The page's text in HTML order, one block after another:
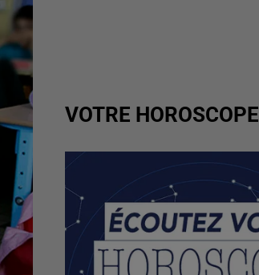
VOTRE HOROSCOPE